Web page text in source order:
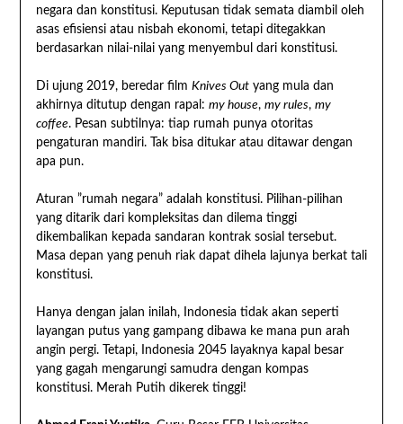
negara dan konstitusi. Keputusan tidak semata diambil oleh
asas efisiensi atau nisbah ekonomi, tetapi ditegakkan
berdasarkan nilai-nilai yang menyembul dari konstitusi.
Di ujung 2019, beredar film Knives Outyang mula dan
akhirnya ditutup dengan rapal: my house, my rules, my
coffee. Pesan subtilnya: tiap rumah punya otoritas
pengaturan mandiri. Tak bisa ditukar atau ditawar dengan
apa pun.
Aturan ”rumah negara” adalah konstitusi. Pilihan-pilihan
yang ditarik dari kompleksitas dan dilema tinggi
dikembalikan kepada sandaran kontrak sosial tersebut.
Masa depan yang penuh riak dapat dihela lajunya berkat tali
konstitusi.
Hanya dengan jalan inilah, Indonesia tidak akan seperti
layangan putus yang gampang dibawa ke mana pun arah
angin pergi. Tetapi, Indonesia 2045 layaknya kapal besar
yang gagah mengarungi samudra dengan kompas
konstitusi. Merah Putih dikerek tinggi!